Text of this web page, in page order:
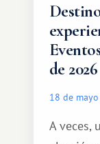
de 2026
18 de
A veces,